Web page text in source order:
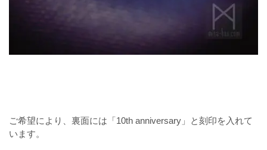
ご希望により、裏面には「10th anniversary」と刻印を入れて
います。